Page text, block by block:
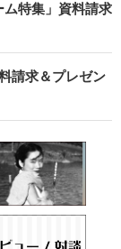
特集」資料請求
請求＆プレゼン